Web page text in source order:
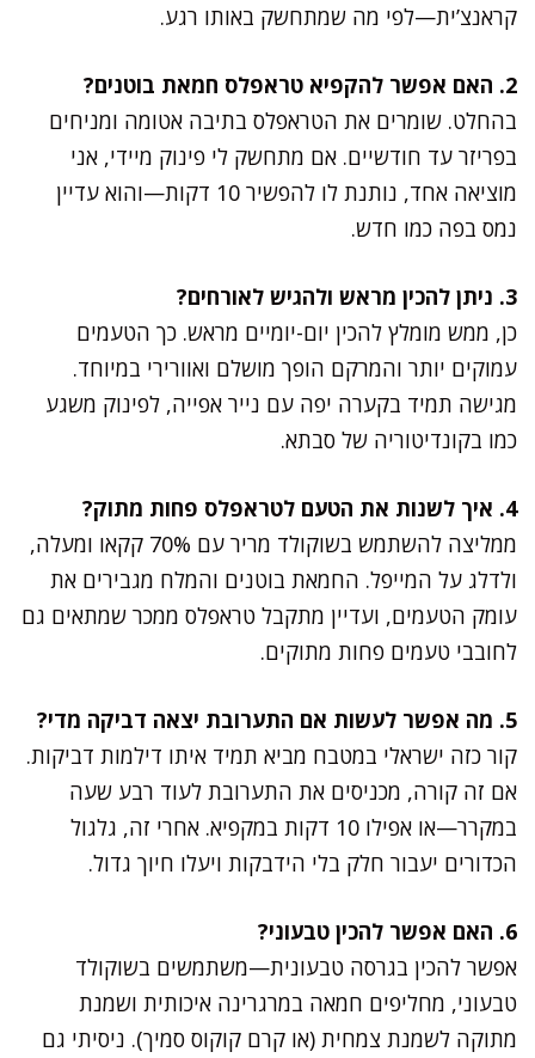
קראנצ’ית—לפי מה שמתחשק באותו רגע.
2. האם אפשר להקפיא טראפלס חמאת בוטנים?
בהחלט. שומרים את הטראפלס בתיבה אטומה ומניחים
בפריזר עד חודשיים. אם מתחשק לי פינוק מיידי, אני
מוציאה אחד, נותנת לו להפשיר 10 דקות—והוא עדיין
נמס בפה כמו חדש.
3. ניתן להכין מראש ולהגיש לאורחים?
כן, ממש מומלץ להכין יום-יומיים מראש. כך הטעמים
עמוקים יותר והמרקם הופך מושלם ואוורירי במיוחד.
מגישה תמיד בקערה יפה עם נייר אפייה, לפינוק משגע
כמו בקונדיטוריה של סבתא.
4. איך לשנות את הטעם לטראפלס פחות מתוק?
ממליצה להשתמש בשוקולד מריר עם 70% קקאו ומעלה,
ולדלג על המייפל. החמאת בוטנים והמלח מגבירים את
עומק הטעמים, ועדיין מתקבל טראפלס ממכר שמתאים גם
לחובבי טעמים פחות מתוקים.
5. מה אפשר לעשות אם התערובת יצאה דביקה מדי?
קור כזה ישראלי במטבח מביא תמיד איתו דילמות דביקות.
אם זה קורה, מכניסים את התערובת לעוד רבע שעה
במקרר—או אפילו 10 דקות במקפיא. אחרי זה, גלגול
הכדורים יעבור חלק בלי הידבקות ויעלו חיוך גדול.
6. האם אפשר להכין טבעוני?
אפשר להכין בגרסה טבעונית—משתמשים בשוקולד
טבעוני, מחליפים חמאה במרגרינה איכותית ושמנת
מתוקה לשמנת צמחית (או קרם קוקוס סמיך). ניסיתי גם